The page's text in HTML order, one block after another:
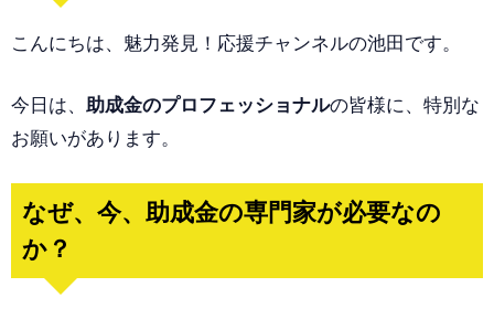
こんにちは、魅力発見！応援チャンネルの池田です。
今日は、 助成金のプロフェッショナルの皆様に、特別な
お願いがあります。
なぜ、今、助成金の専門家が必要なの
か？